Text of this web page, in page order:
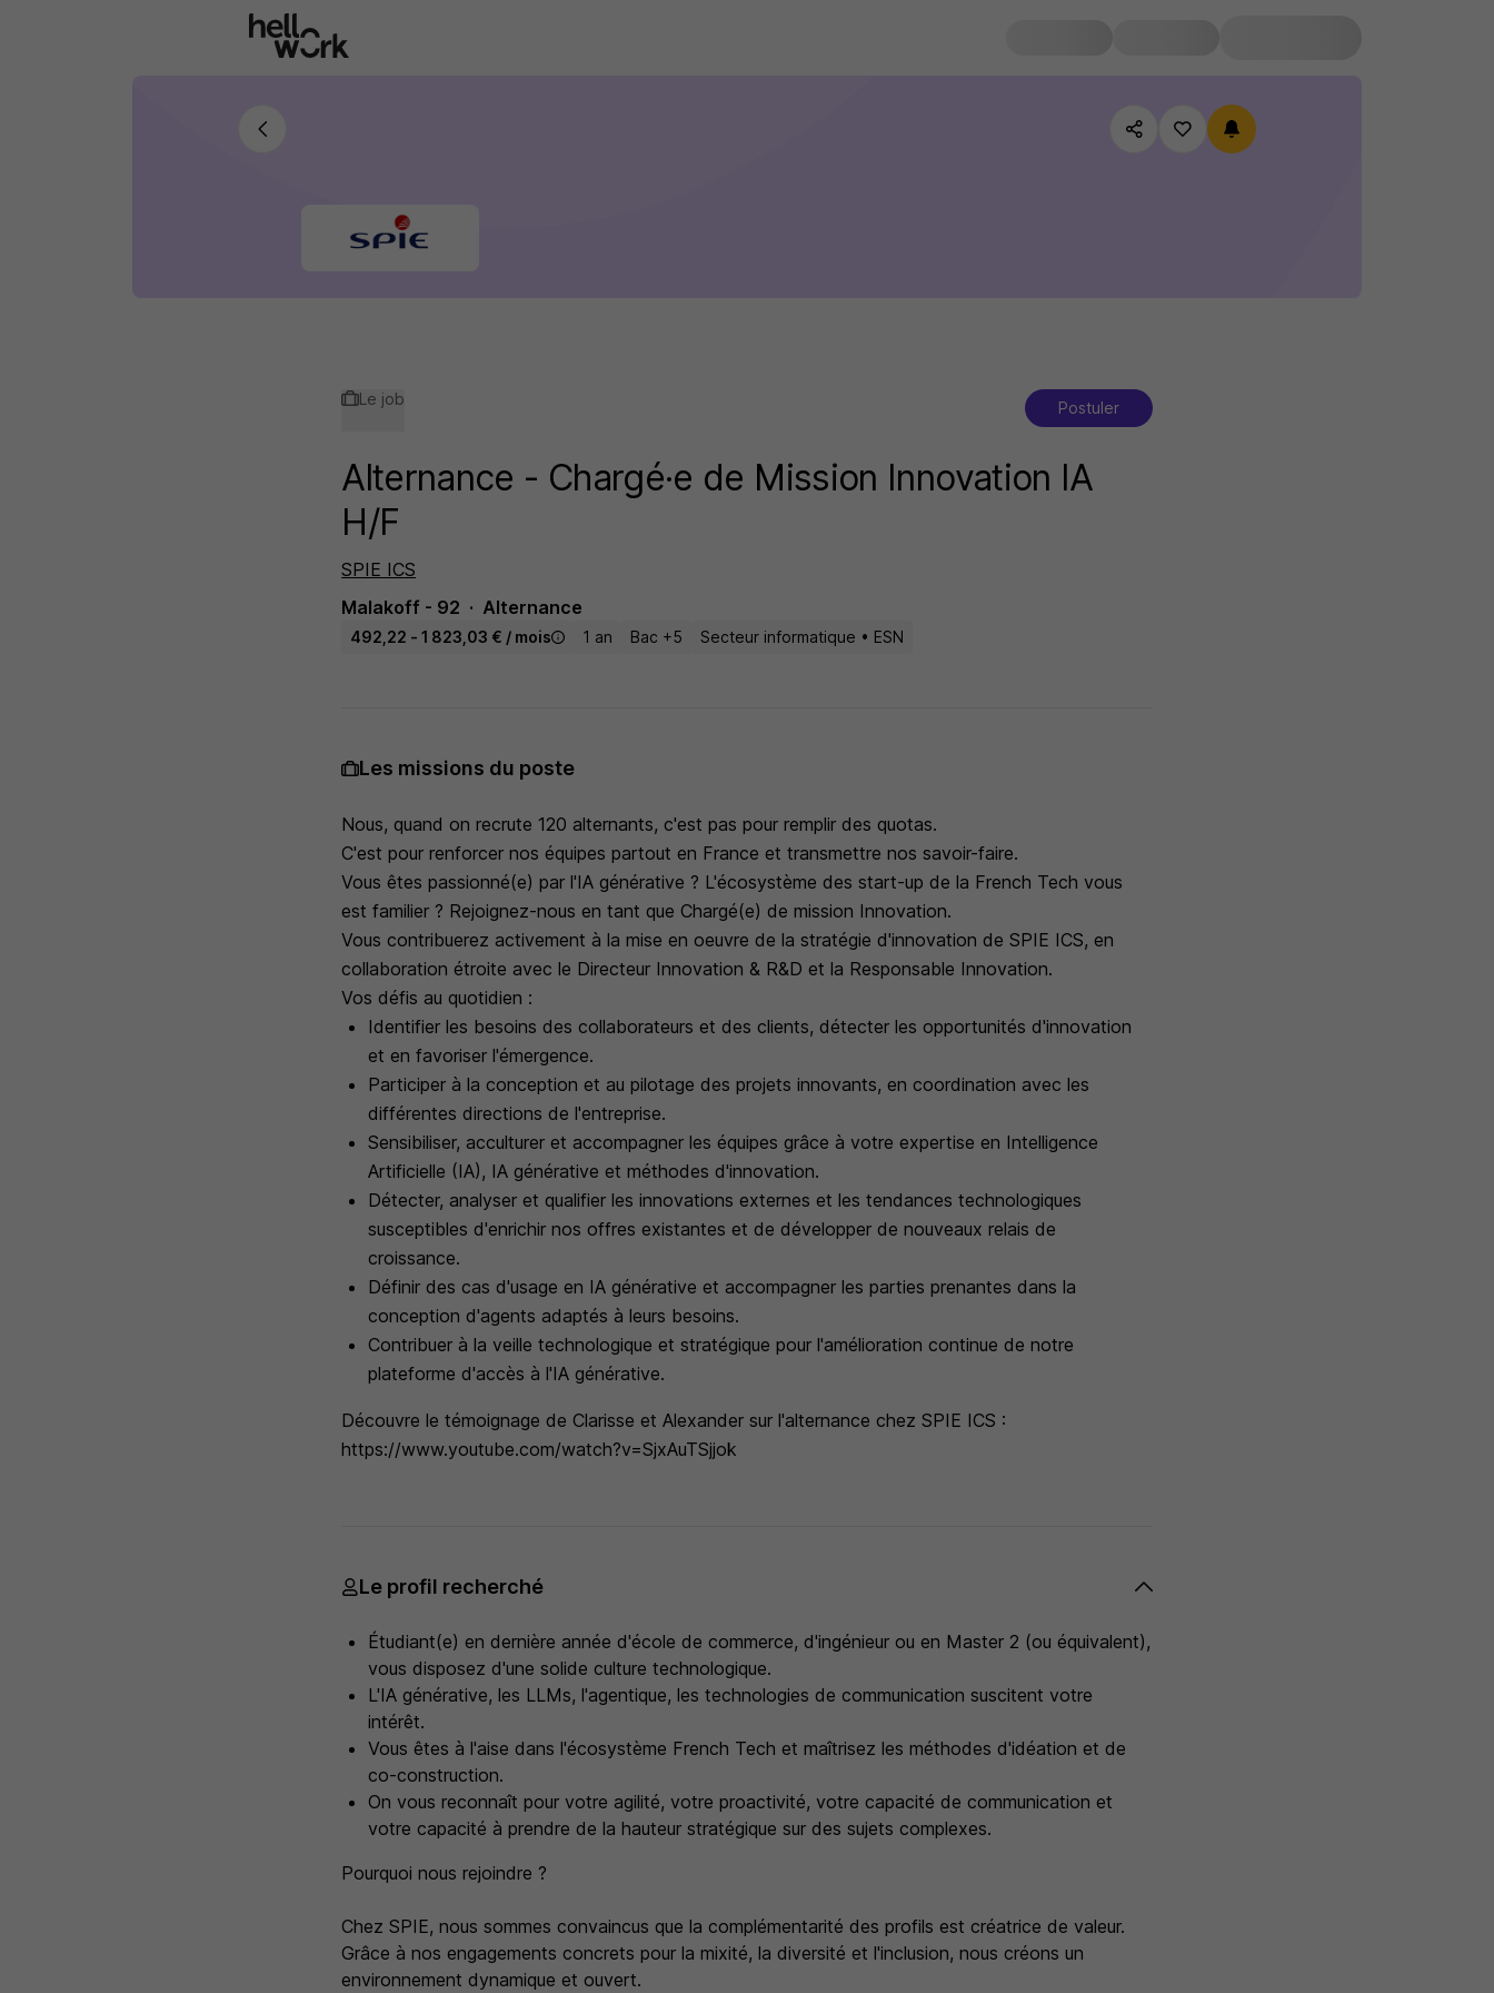
Le job Postuler
Alternance - Chargé·e de Mission Innovation IA
H/F
SPIE ICS
Malakoff - 92
Alternance
492,22 - 1 823,03 € / mois 1 an Bac +5 Secteur informatique • ESN
Les missions du poste
Nous, quand on recrute 120 alternants, c'est pas pour remplir des quotas.
C'est pour renforcer nos équipes partout en France et transmettre nos savoir-faire.
Vous êtes passionné(e) par l'IA générative ? L'écosystème des start-up de la French Tech vous
est familier ? Rejoignez-nous en tant que Chargé(e) de mission Innovation.
Vous contribuerez activement à la mise en oeuvre de la stratégie d'innovation de SPIE ICS, en
collaboration étroite avec le Directeur Innovation & R&D et la Responsable Innovation.
Vos défis au quotidien :
Identifier les besoins des collaborateurs et des clients, détecter les opportunités d'innovation
et en favoriser l'émergence.
Participer à la conception et au pilotage des projets innovants, en coordination avec les
différentes directions de l'entreprise.
Sensibiliser, acculturer et accompagner les équipes grâce à votre expertise en Intelligence
Artificielle (IA), IA générative et méthodes d'innovation.
Détecter, analyser et qualifier les innovations externes et les tendances technologiques
susceptibles d'enrichir nos offres existantes et de développer de nouveaux relais de
croissance.
Définir des cas d'usage en IA générative et accompagner les parties prenantes dans la
conception d'agents adaptés à leurs besoins.
Contribuer à la veille technologique et stratégique pour l'amélioration continue de notre
plateforme d'accès à l'IA générative.
Découvre le témoignage de Clarisse et Alexander sur l'alternance chez SPIE ICS :
https://www.youtube.com/watch?v=SjxAuTSjjok
Le profil recherché
Étudiant(e) en dernière année d'école de commerce, d'ingénieur ou en Master 2 (ou équivalent),
vous disposez d'une solide culture technologique.
L'IA générative, les LLMs, l'agentique, les technologies de communication suscitent votre
intérêt.
Vous êtes à l'aise dans l'écosystème French Tech et maîtrisez les méthodes d'idéation et de
co-construction.
On vous reconnaît pour votre agilité, votre proactivité, votre capacité de communication et
votre capacité à prendre de la hauteur stratégique sur des sujets complexes.
Pourquoi nous rejoindre ?
Chez SPIE, nous sommes convaincus que la complémentarité des profils est créatrice de valeur.
Grâce à nos engagements concrets pour la mixité, la diversité et l'inclusion, nous créons un
environnement dynamique et ouvert.